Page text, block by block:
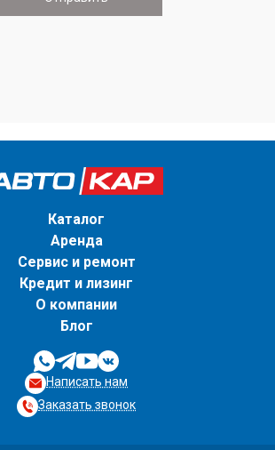
Каталог
Аренда
Сервис и ремонт
Кредит и лизинг
О компании
Блог
Написать нам
Заказать звонок